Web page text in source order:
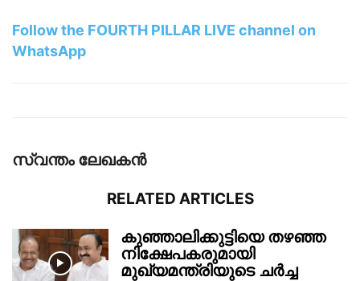
Follow the FOURTH PILLAR LIVE channel on
WhatsApp
സ്വന്തം ലേഖകന്‍
RELATED ARTICLES
കുഞ്ഞാലിക്കുട്ടിയെ തഴഞ്ഞ
നിക്ഷേപകരുമായി
മുഖ്യമന്ത്രിയുടെ ചർച്ച